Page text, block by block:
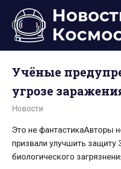
Пропустить
перейти
космосе.
фото,
юмор,
знаний.
Учёные
угрозе
20.11.2021
admin
Новости
Это не фантастикаАвторы
призвали улучшить защиту
биологического